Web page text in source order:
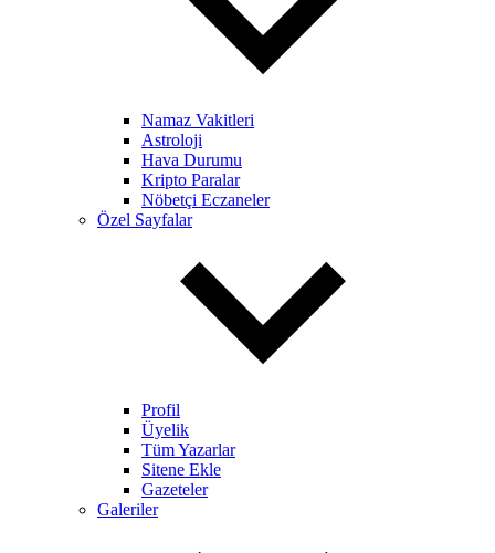
Namaz Vakitleri
Astroloji
Hava Durumu
Kripto Paralar
Nöbetçi Eczaneler
Özel Sayfalar
Profil
Üyelik
Tüm Yazarlar
Sitene Ekle
Gazeteler
Galeriler